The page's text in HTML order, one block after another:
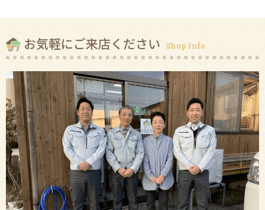
お気軽にご来店ください Shop Info